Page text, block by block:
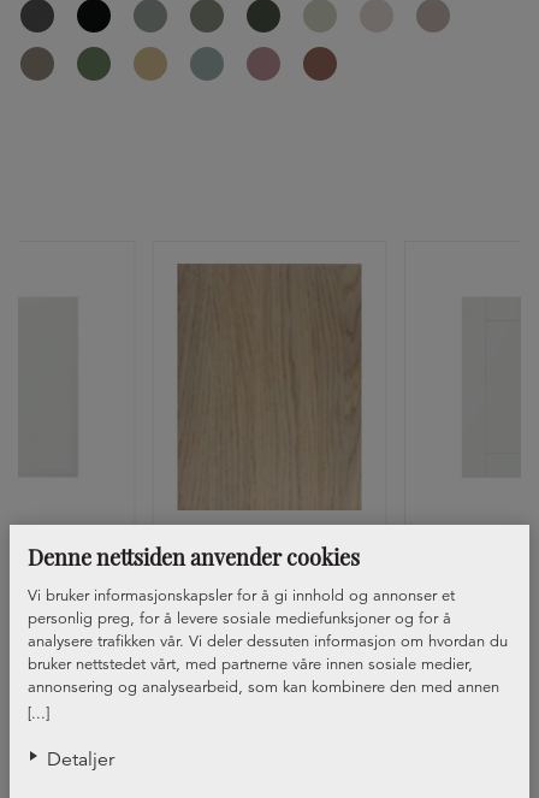
Denne nettsiden anvender cookies
[...]
Vi bruker informasjonskapsler for å gi innhold og annonser et
personlig preg, for å levere sosiale mediefunksjoner og for å
analysere trafikken vår. Vi deler dessuten informasjon om hvordan du
bruker nettstedet vårt, med partnerne våre innen sosiale medier,
annonsering og analysearbeid, som kan kombinere den med annen
informasjon du har gjort tilgjengelig for dem, eller som de har samlet
Detaljer
Basilikum Front Opal